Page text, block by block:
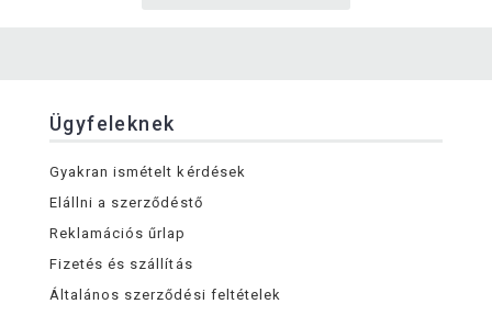
Ügyfeleknek
Gyakran ismételt kérdések
Elállni a szerződéstő
Reklamációs űrlap
Fizetés és szállítás
Általános szerződési feltételek